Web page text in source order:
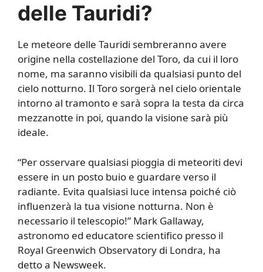
delle Tauridi?
Le meteore delle Tauridi sembreranno avere
origine nella costellazione del Toro, da cui il loro
nome, ma saranno visibili da qualsiasi punto del
cielo notturno. Il Toro sorgerà nel cielo orientale
intorno al tramonto e sarà sopra la testa da circa
mezzanotte in poi, quando la visione sarà più
ideale.
“Per osservare qualsiasi pioggia di meteoriti devi
essere in un posto buio e guardare verso il
radiante. Evita qualsiasi luce intensa poiché ciò
influenzerà la tua visione notturna. Non è
necessario il telescopio!” Mark Gallaway,
astronomo ed educatore scientifico presso il
Royal Greenwich Observatory di Londra, ha
detto a Newsweek.